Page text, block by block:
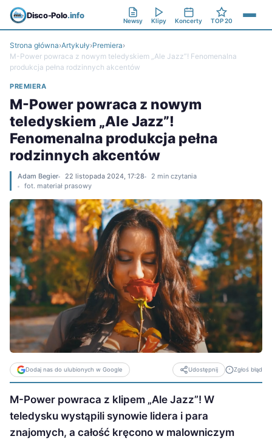
Disco-Polo.info
Newsy Klipy Koncerty TOP 20
Strona główna›Artykuły›Premiera›
M-Power powraca z nowym teledyskiem „Ale Jazz”! Fenomenalna
produkcja pełna rodzinnych akcentów
PREMIERA
M-Power powraca z nowym
teledyskiem „Ale Jazz”!
Fenomenalna produkcja pełna
rodzinnych akcentów
Adam Begier 22 listopada 2024, 17:28
2 min czytania
fot. materiał prasowy
Dodaj nas do ulubionych w Google Udostępnij Zgłoś błąd
M-Power powraca z klipem „Ale Jazz”! W
teledysku wystąpili synowie lidera i para
znajomych, a całość kręcono w malowniczym